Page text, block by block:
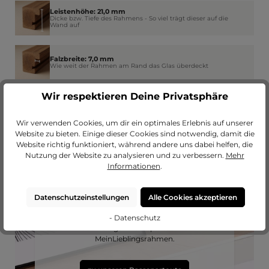
Leistenhöhe: 21,0 mm
Dicke bzw. Tiefe des Rahmens - So viel trägt dieser auf die
Wand auf
Falzbreite: 7,0 mm
Wie weit der Rahmen am Rand das Glas überdeckt
Passendes Passepartout?
Erweitere deinen Rahmen mit einem
MeinLieblingsrahmen.
Wir respektieren Deine Privatsphäre
Wir verwenden Cookies, um dir ein optimales Erlebnis auf unserer
Website zu bieten. Einige dieser Cookies sind notwendig, damit die
Website richtig funktioniert, während andere uns dabei helfen, die
Nutzung der Website zu analysieren und zu verbessern. Mehr
Informationen.
Datenschutzeinstellungen Alle Cookies akzeptieren
- Datenschutz